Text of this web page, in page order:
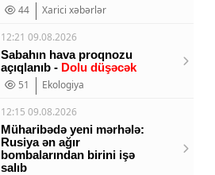
44
Xarici xəbərlər
12:21 09.08.2026
Sabahın hava proqnozu
açıqlanıb - Dolu düşəcək
51
Ekologiya
12:15 09.08.2026
Müharibədə yeni mərhələ:
Rusiya ən ağır
bombalarından birini işə
salıb